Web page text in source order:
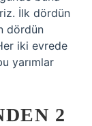
İlk dördün
dördün
iki evrede
yarımlar
2